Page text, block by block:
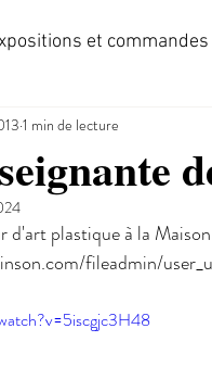
et commandes
Transmission
1 min de lecture
plastique à la
fileadmin/